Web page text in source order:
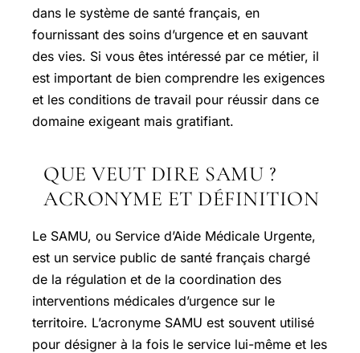
dans le système de santé français, en
fournissant des soins d’urgence et en sauvant
des vies. Si vous êtes intéressé par ce métier, il
est important de bien comprendre les exigences
et les conditions de travail pour réussir dans ce
domaine exigeant mais gratifiant.
QUE VEUT DIRE SAMU ?
ACRONYME ET DÉFINITION
Le SAMU, ou Service d’Aide Médicale Urgente,
est un service public de santé français chargé
de la régulation et de la coordination des
interventions médicales d’urgence sur le
territoire. L’acronyme SAMU est souvent utilisé
pour désigner à la fois le service lui-même et les